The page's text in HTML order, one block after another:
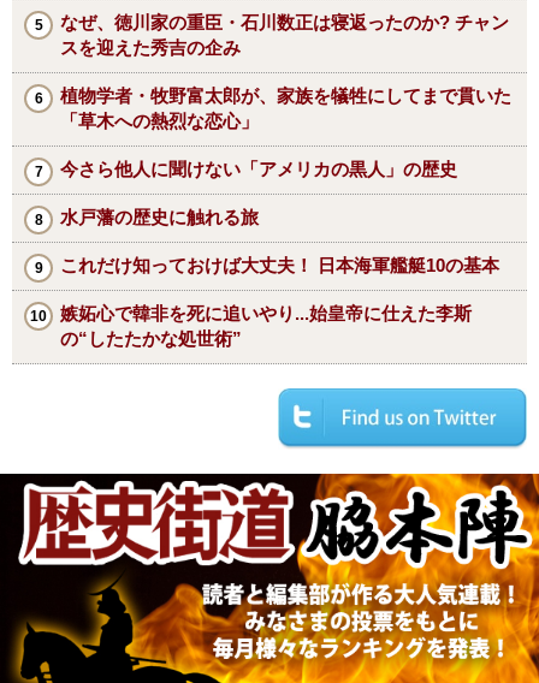
なぜ、徳川家の重臣・石川数正は寝返ったのか? チャン
スを迎えた秀吉の企み
植物学者・牧野富太郎が、家族を犠牲にしてまで貫いた
「草木への熱烈な恋心」
今さら他人に聞けない「アメリカの黒人」の歴史
水戸藩の歴史に触れる旅
これだけ知っておけば大丈夫！ 日本海軍艦艇10の基本
嫉妬心で韓非を死に追いやり...始皇帝に仕えた李斯
の“したたかな処世術”